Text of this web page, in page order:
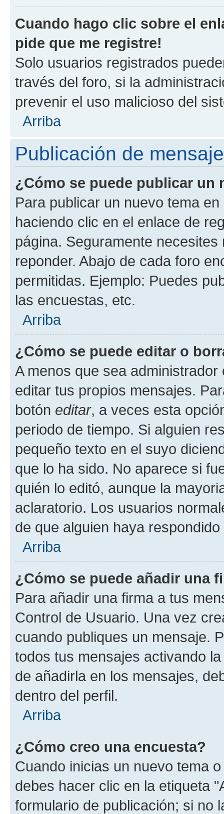
Cuando hago clic sobre el
pide que me registre!
Solo usuarios registrados
través del foro, si la
prevenir el uso malicioso del
Arriba
Publicación de
¿Cómo se puede publicar un
Para publicar un nuevo tema
haciendo clic en el enlace de
página. Seguramente
reponder. Abajo de cada foro
permitidas. Ejemplo: Puedes
las encuestas, etc.
Arriba
¿Cómo se puede editar o
A menos que sea
editar tus propios mensajes.
botón editar, a veces esta
periodo de tiempo. Si alguien
pequeño texto en el suyo
que lo ha sido. No aparece si
quién lo editó, aunque la
aclaratorio. Los usuarios
de que alguien haya
Arriba
¿Cómo se puede añadir una
Para añadir una firma a tus
Control de Usuario. Una vez
cuando publiques un mensaje.
todos tus mensajes activando
de añadirla en los mensajes,
dentro del perfil.
Arriba
¿Cómo creo una encuesta?
Cuando inicias un nuevo tema
debes hacer clic en la etiqueta
formulario de publicación; si no